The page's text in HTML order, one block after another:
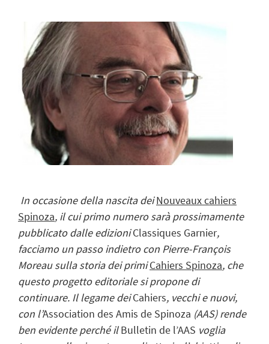
In occasione della nascita deiNouveaux cahiers
Spinoza, il cui primo numero sarà prossimamente
pubblicato dalle edizioniClassiques Garnier,
facciamo un passo indietro con Pierre-François
Moreau sulla storia dei primiCahiers Spinoza, che
questo progetto editoriale si propone di
continuare. Il legame deiCahiers, vecchi e nuovi,
con l’Association des Amis de Spinoza (AAS) rende
ben evidente perché ilBulletin de l’AAS voglia